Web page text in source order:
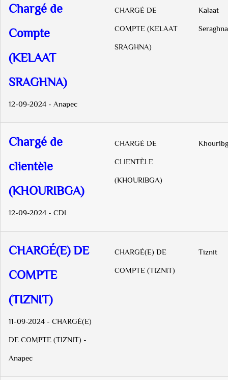
Chargé de
Compte
(KELAAT
SRAGHNA)
12-09-2024 - Anapec
CHARGÉ DE
COMPTE (KELAAT
SRAGHNA)
Kalaat
Seraghna
Chargé de
clientèle
(KHOURIBGA)
12-09-2024 - CDI
CHARGÉ DE
CLIENTÈLE
(KHOURIBGA)
CHARGÉ(E) DE
COMPTE
(TIZNIT)
11-09-2024 - CHARGÉ(E)
DE COMPTE (TIZNIT) -
Anapec
CHARGÉ(E) DE
COMPTE (TIZNIT)
Tiznit